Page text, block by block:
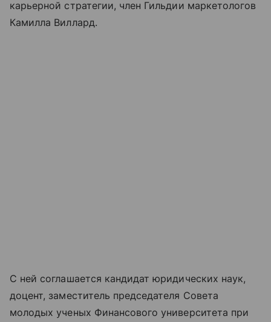
карьерной стратегии, член Гильдии маркетологов
Камилла Виллард.
С ней соглашается кандидат юридических наук,
доцент, заместитель председателя Совета
молодых ученых Финансового университета при